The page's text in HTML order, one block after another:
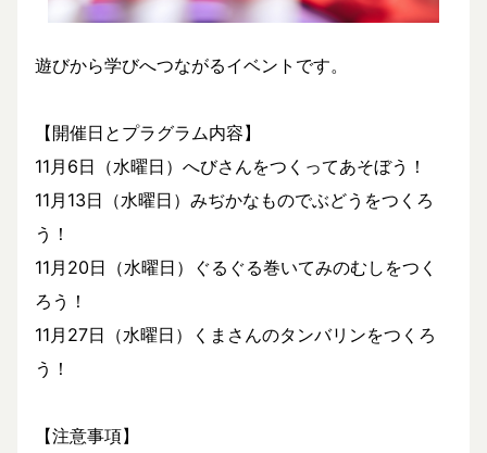
遊びから学びへつながるイベントです。
【開催日とプラグラム内容】
11月6日（水曜日）へびさんをつくってあそぼう！
11月13日（水曜日）みぢかなものでぶどうをつくろ
う！
11月20日（水曜日）ぐるぐる巻いてみのむしをつく
ろう！
11月27日（水曜日）くまさんのタンバリンをつくろ
う！
【注意事項】